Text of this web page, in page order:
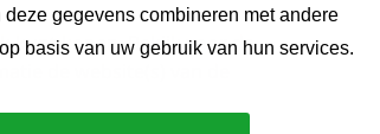
gegevens combineren met andere
basis van uw gebruik van hun services.
kunt kopen. Bekijk voor de